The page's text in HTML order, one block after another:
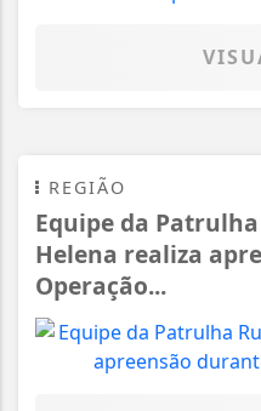
REGIÃO
Equipe da
Helena realiza
Operação...